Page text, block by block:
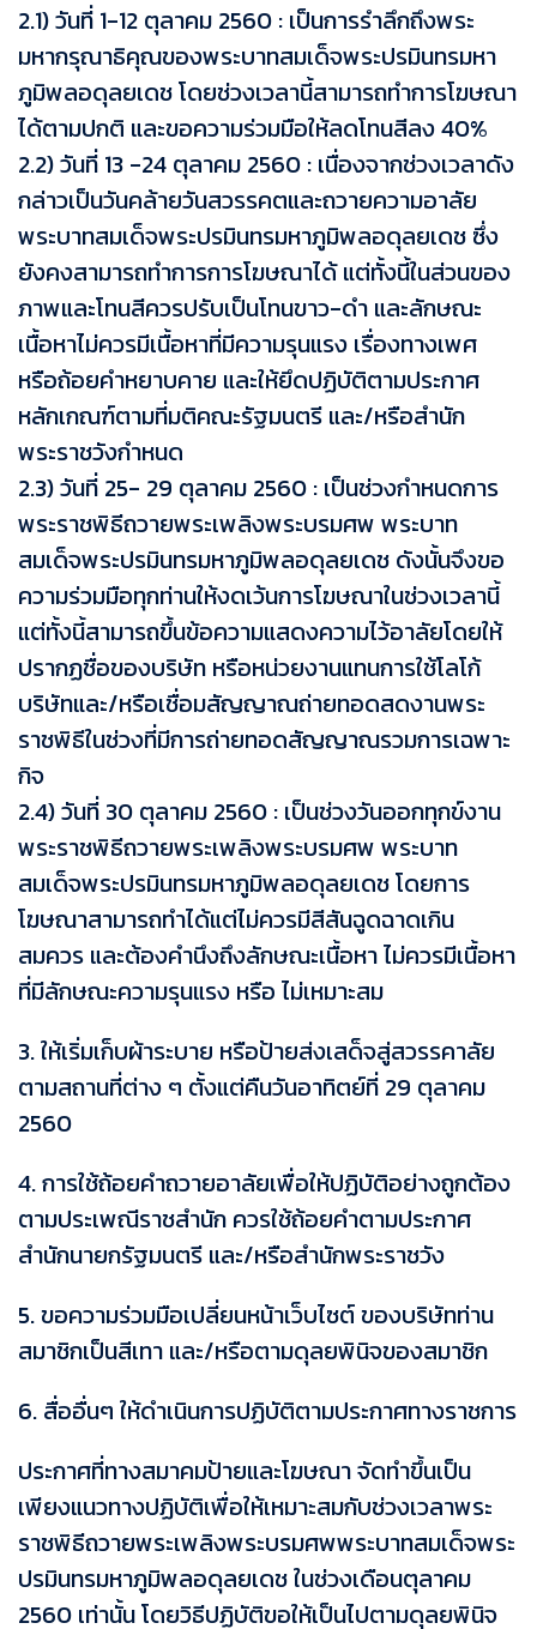
2.1) วันที่ 1-12 ตุลาคม 2560 : เป็นการรำลึกถึงพระ
มหากรุณาธิคุณของพระบาทสมเด็จพระปรมินทรมหา
ภูมิพลอดุลยเดช โดยช่วงเวลานี้สามารถทำการโฆษณา
ได้ตามปกติ และขอความร่วมมือให้ลดโทนสีลง 40%
2.2) วันที่ 13 -24 ตุลาคม 2560 : เนื่องจากช่วงเวลาดัง
กล่าวเป็นวันคล้ายวันสวรรคตและถวายความอาลัย
พระบาทสมเด็จพระปรมินทรมหาภูมิพลอดุลยเดช ซึ่ง
ยังคงสามารถทำการการโฆษณาได้ แต่ทั้งนี้ในส่วนของ
ภาพและโทนสีควรปรับเป็นโทนขาว-ดำ และลักษณะ
เนื้อหาไม่ควรมีเนื้อหาที่มีความรุนแรง เรื่องทางเพศ
หรือถ้อยคำหยาบคาย และให้ยึดปฏิบัติตามประกาศ
หลักเกณฑ์ตามที่มติคณะรัฐมนตรี และ/หรือสำนัก
พระราชวังกำหนด
2.3) วันที่ 25- 29 ตุลาคม 2560 : เป็นช่วงกำหนดการ
พระราชพิธีถวายพระเพลิงพระบรมศพ พระบาท
สมเด็จพระปรมินทรมหาภูมิพลอดุลยเดช ดังนั้นจึงขอ
ความร่วมมือทุกท่านให้งดเว้นการโฆษณาในช่วงเวลานี้
แต่ทั้งนี้สามารถขึ้นข้อความแสดงความไว้อาลัยโดยให้
ปรากฏชื่อของบริษัท หรือหน่วยงานแทนการใช้โลโก้
บริษัทและ/หรือเชื่อมสัญญาณถ่ายทอดสดงานพระ
ราชพิธีในช่วงที่มีการถ่ายทอดสัญญาณรวมการเฉพาะ
กิจ
2.4) วันที่ 30 ตุลาคม 2560 : เป็นช่วงวันออกทุกข์งาน
พระราชพิธีถวายพระเพลิงพระบรมศพ พระบาท
สมเด็จพระปรมินทรมหาภูมิพลอดุลยเดช โดยการ
โฆษณาสามารถทำได้แต่ไม่ควรมีสีสันฉูดฉาดเกิน
สมควร และต้องคำนึงถึงลักษณะเนื้อหา ไม่ควรมีเนื้อหา
ที่มีลักษณะความรุนแรง หรือ ไม่เหมาะสม
3. ให้เริ่มเก็บผ้าระบาย หรือป้ายส่งเสด็จสู่สวรรคาลัย
ตามสถานที่ต่าง ๆ ตั้งแต่คืนวันอาทิตย์ที่ 29 ตุลาคม
2560
4. การใช้ถ้อยคำถวายอาลัยเพื่อให้ปฏิบัติอย่างถูกต้อง
ตามประเพณีราชสำนัก ควรใช้ถ้อยคำตามประกาศ
สำนักนายกรัฐมนตรี และ/หรือสำนักพระราชวัง
5. ขอความร่วมมือเปลี่ยนหน้าเว็บไซต์ ของบริษัทท่าน
สมาชิกเป็นสีเทา และ/หรือตามดุลยพินิจของสมาชิก
6. สื่ออื่นๆ ให้ดำเนินการปฏิบัติตามประกาศทางราชการ
ประกาศที่ทางสมาคมป้ายและโฆษณา จัดทำขึ้นเป็น
เพียงแนวทางปฏิบัติเพื่อให้เหมาะสมกับช่วงเวลาพระ
ราชพิธีถวายพระเพลิงพระบรมศพพระบาทสมเด็จพระ
ปรมินทรมหาภูมิพลอดุลยเดช ในช่วงเดือนตุลาคม
2560 เท่านั้น โดยวิธีปฏิบัติขอให้เป็นไปตามดุลยพินิจ